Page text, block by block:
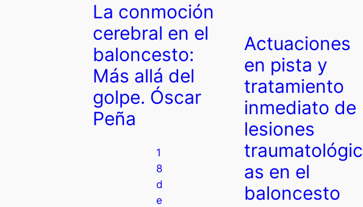
La conmoción
cerebral en el
baloncesto:
Más allá del
golpe. Óscar
Peña
1
8
d
e
Actuaciones
en pista y
tratamiento
inmediato de
lesiones
traumatológic
as en el
baloncesto